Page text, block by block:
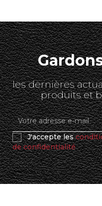
les dernières
produits et
J'accepte les
de confidentialité